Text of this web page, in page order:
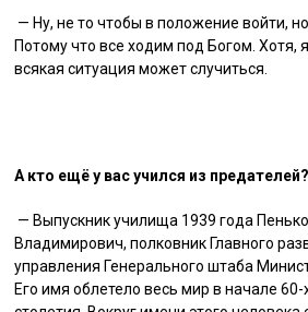
— Ну, не то чтобы в положение войти,
Потому что все ходим под Богом. Хотя,
всякая ситуация может случиться.
А кто ещё у вас учился из предателей?
— Выпускник училища 1939 года
Владимирович, полковник Главного
управления Генерального штаба
Его имя облетело весь мир в начале